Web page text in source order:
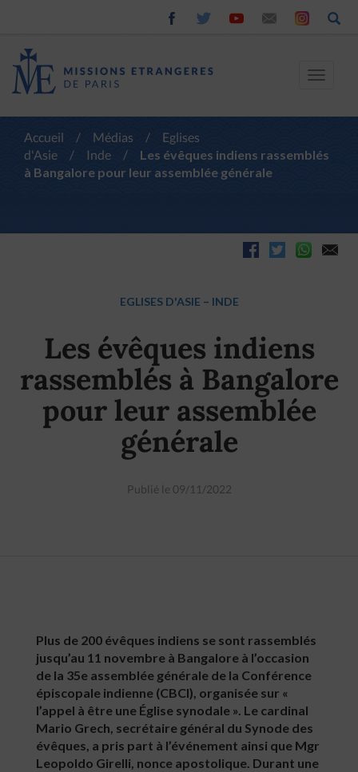
Toggle
Accueil / Médias /
Eglises
d'Asie
/ Inde /
Les évêques indiens rassemblés
à Bangalore pour leur assemblée générale
EGLISES D'ASIE – INDE
Les évêques indiens
rassemblés à Bangalore
pour leur assemblée
générale
Publié le 09/11/2022
Plus de 200 évêques indiens se sont rassemblés
jusqu’au 11 novembre à Bangalore à l’occasion
de la 35e assemblée générale de la Conférence
épiscopale indienne (CBCI), organisée sur «
l’appel à être une Église synodale ». Le cardinal
Mario Grech, secrétaire général du Synode des
évêques, a pris part à l’événement ainsi que Mgr
Leopoldo Girelli, nonce apostolique. Durant une